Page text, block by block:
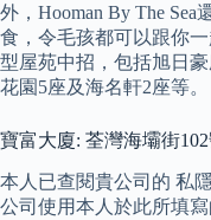
外，Hooman By The
食，令毛孩都可以跟你
型屋苑中招，包括旭日
花園5座及海名軒2座等。
寶富大廈: 荃灣海壩街
本人已查閱貴公司的 私
公司使用本人於此所填